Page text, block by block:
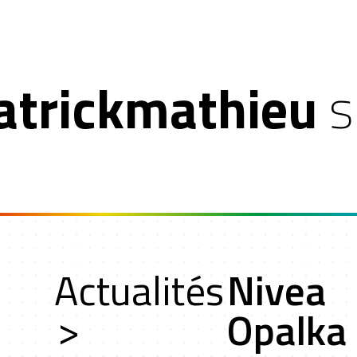
Actualités
>
Nivea
Opalka